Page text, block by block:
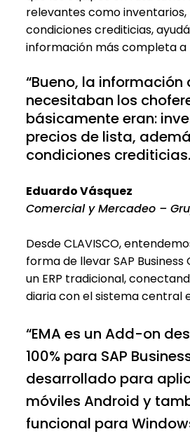
relevantes como
condiciones crediticias,
información más completa a
“Bueno, la información
necesitaban los
básicamente eran:
precios de lista,
condiciones
Eduardo Vásquez
Comercial y Mercadeo –
Desde CLAVISCO,
forma de llevar SAP Business
un ERP tradicional,
diaria con el sistema central
“EMA es un Add-on
100% para SAP
desarrollado para
móviles Android y
funcional para